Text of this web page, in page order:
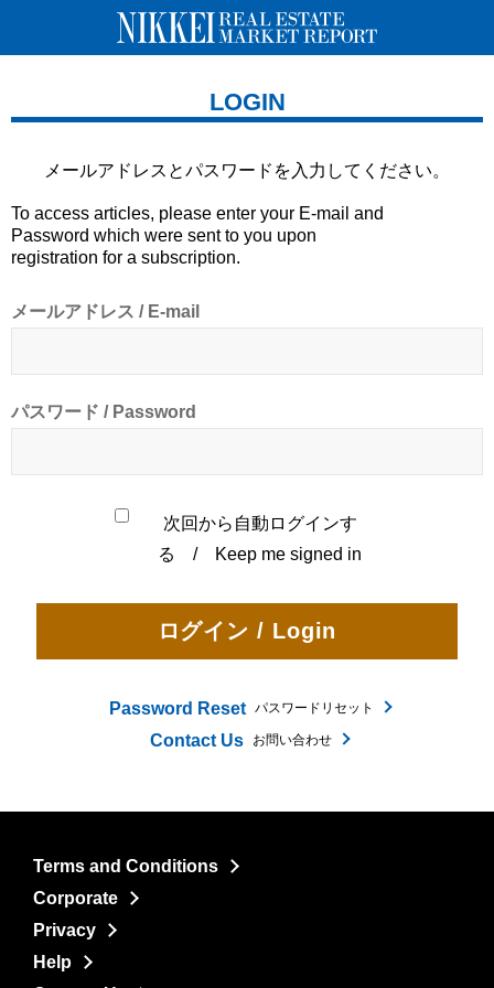
LOGIN
メールアドレスとパスワードを 入力してください。
To access articles, please enter your E-mail and
Password which were sent to you upon
registration for a subscription.
メールアドレス / E-mail
パスワード / Password
次回から自動ログインす
る / Keep me signed in
Password Reset パスワードリセット
Contact Us お問い合わせ
Terms and Conditions
Corporate
Privacy
Help